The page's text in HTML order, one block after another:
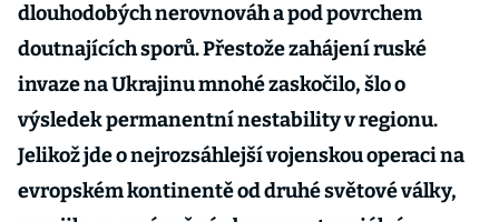
dlouhodobých nerovnováh a pod povrchem
doutnajících sporů. Přestože zahájení ruské
invaze na Ukrajinu mnohé zaskočilo, šlo o
výsledek permanentní nestability v regionu.
Jelikož jde o nejrozsáhlejší vojenskou operaci na
evropském kontinentě od druhé světové války,